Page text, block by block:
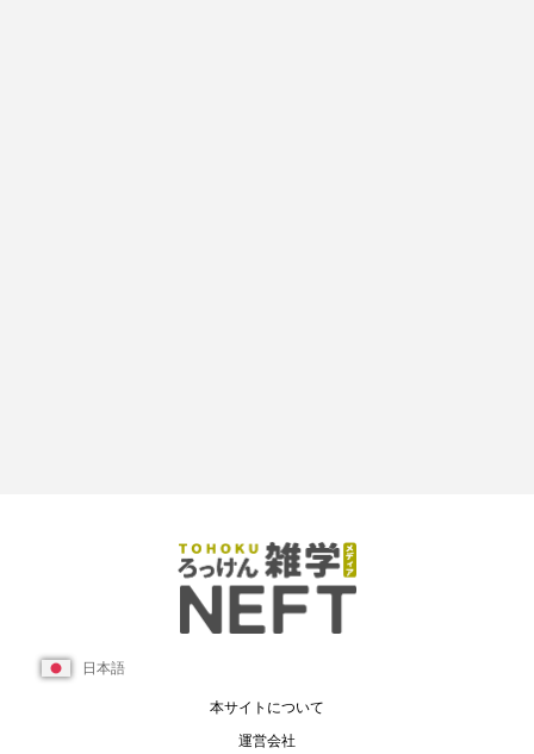
日本語
本サイトについて
運営会社